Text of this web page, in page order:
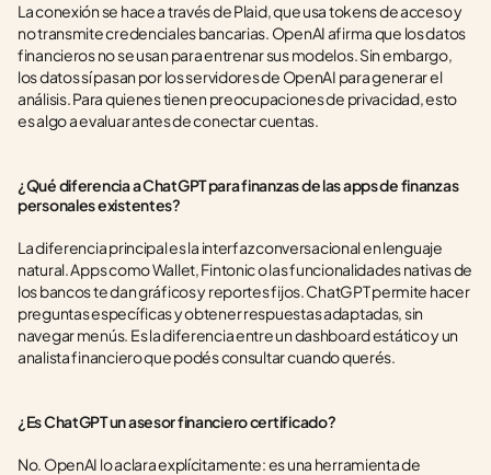
La conexión se hace a través de Plaid, que usa tokens de acceso y
no transmite credenciales bancarias. OpenAI afirma que los datos
financieros no se usan para entrenar sus modelos. Sin embargo,
los datos sí pasan por los servidores de OpenAI para generar el
análisis. Para quienes tienen preocupaciones de privacidad, esto
es algo a evaluar antes de conectar cuentas.
¿Qué diferencia a ChatGPT para finanzas de las apps de finanzas
personales existentes?
La diferencia principal es la interfaz conversacional en lenguaje
natural. Apps como Wallet, Fintonic o las funcionalidades nativas de
los bancos te dan gráficos y reportes fijos. ChatGPT permite hacer
preguntas específicas y obtener respuestas adaptadas, sin
navegar menús. Es la diferencia entre un dashboard estático y un
analista financiero que podés consultar cuando querés.
¿Es ChatGPT un asesor financiero certificado?
No. OpenAI lo aclara explícitamente: es una herramienta de